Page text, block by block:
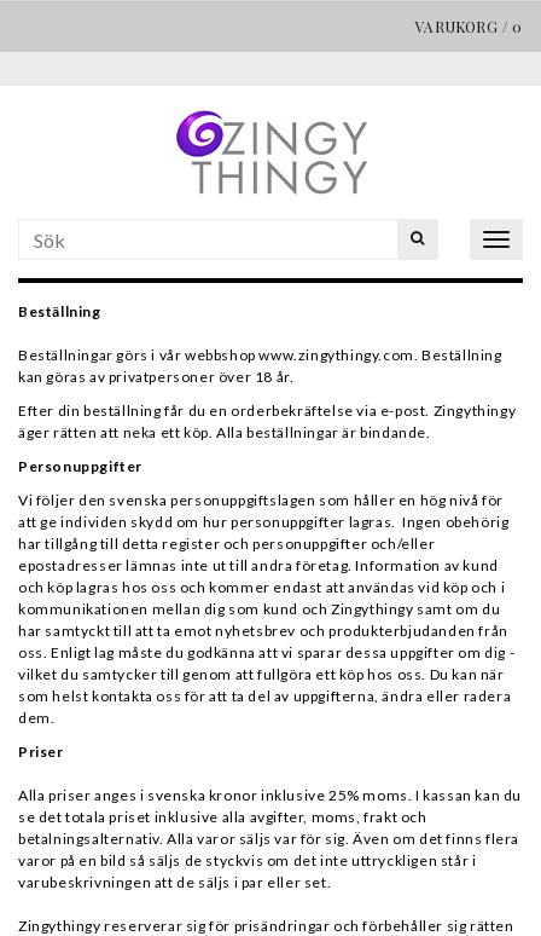
VARUKORG / 0
Beställning
Beställningar görs i vår webbshopwww.zingythingy.com. Beställning
kan göras av privatpersoner över 18 år.
Efter din beställning får du en orderbekräftelse via e-post. Zingythingy
äger rätten att neka ett köp. Alla beställningar är bindande.
Personuppgifter
Vi följer den svenska personuppgiftslagen som håller en hög nivå för
att ge individen skydd om hur personuppgifter lagras. Ingen obehörig
har tillgång till detta register och personuppgifter och/eller
epostadresser lämnas inte ut till andra företag. Information av kund
och köp lagras hos oss och kommer endast att användas vid köp och i
kommunikationen mellan dig som kund och Zingythingy samt om du
har samtyckt till att ta emot nyhetsbrev och produkterbjudanden från
oss. Enligt lag måste du godkänna att vi sparar dessa uppgifter om dig -
vilket du samtycker till genom att fullgöra ett köp hos oss. Du kan när
som helst kontakta oss för att ta del av uppgifterna, ändra eller radera
dem.
Priser
Alla priser anges i svenska kronor inklusive 25% moms. I kassan kan du
se det totala priset inklusive alla avgifter, moms, frakt och
betalningsalternativ. Alla varor säljs var för sig. Även om det finns flera
varor på en bild så säljs de styckvis om det inte uttryckligen står i
varubeskrivningen att de säljs i par eller set.
Zingythingy reserverar sig för prisändringar och förbehåller sig rätten